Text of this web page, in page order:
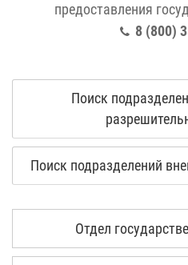
предоставления
8 (800)
Поиск
Поиск подразделений
Отдел